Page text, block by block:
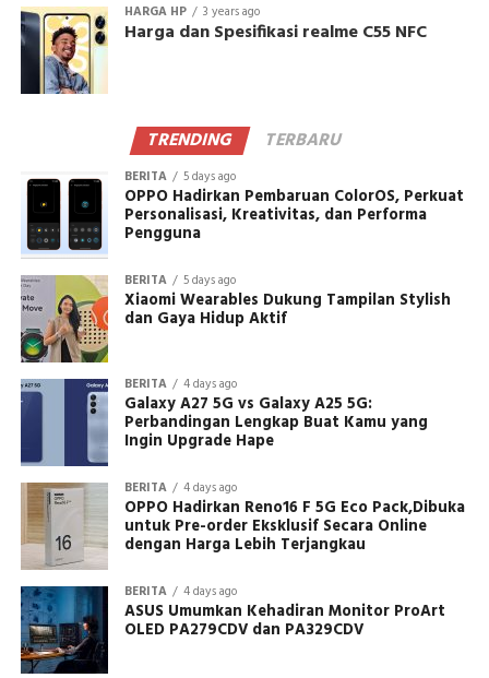
HARGA HP 3 years ago
Harga dan Spesifikasi realme C55 NFC
TRENDING TERBARU
BERITA 5 days ago
OPPO Hadirkan Pembaruan ColorOS, Perkuat
Personalisasi, Kreativitas, dan Performa
Pengguna
BERITA 5 days ago
Xiaomi Wearables Dukung Tampilan Stylish
dan Gaya Hidup Aktif
BERITA 4 days ago
Galaxy A27 5G vs Galaxy A25 5G:
Perbandingan Lengkap Buat Kamu yang
Ingin Upgrade Hape
BERITA 4 days ago
OPPO Hadirkan Reno16 F 5G Eco Pack,Dibuka
untuk Pre-order Eksklusif Secara Online
dengan Harga Lebih Terjangkau
BERITA 4 days ago
ASUS Umumkan Kehadiran Monitor ProArt
OLED PA279CDV dan PA329CDV